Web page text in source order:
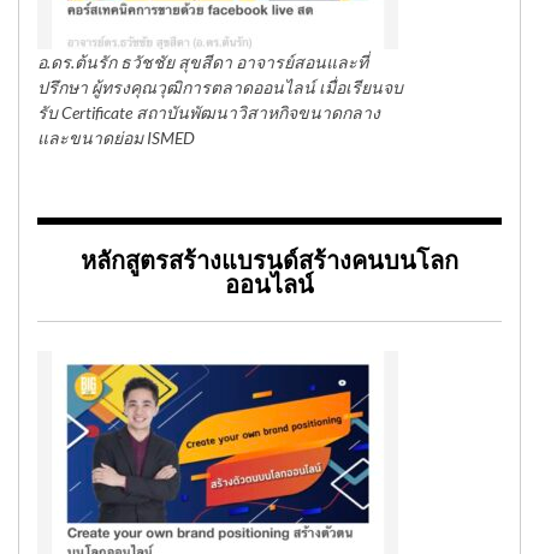
อ.ดร.ต้นรัก ธวัชชัย สุขสีดา อาจารย์สอนและที่
ปรึกษา ผู้ทรงคุณวุฒิการตลาดออนไลน์ เมื่อเรียนจบ
รับ Certificate สถาบันพัฒนาวิสาหกิจขนาดกลาง
และขนาดย่อม ISMED
หลักสูตรสร้างแบรนด์สร้างคนบนโลก
ออนไลน์